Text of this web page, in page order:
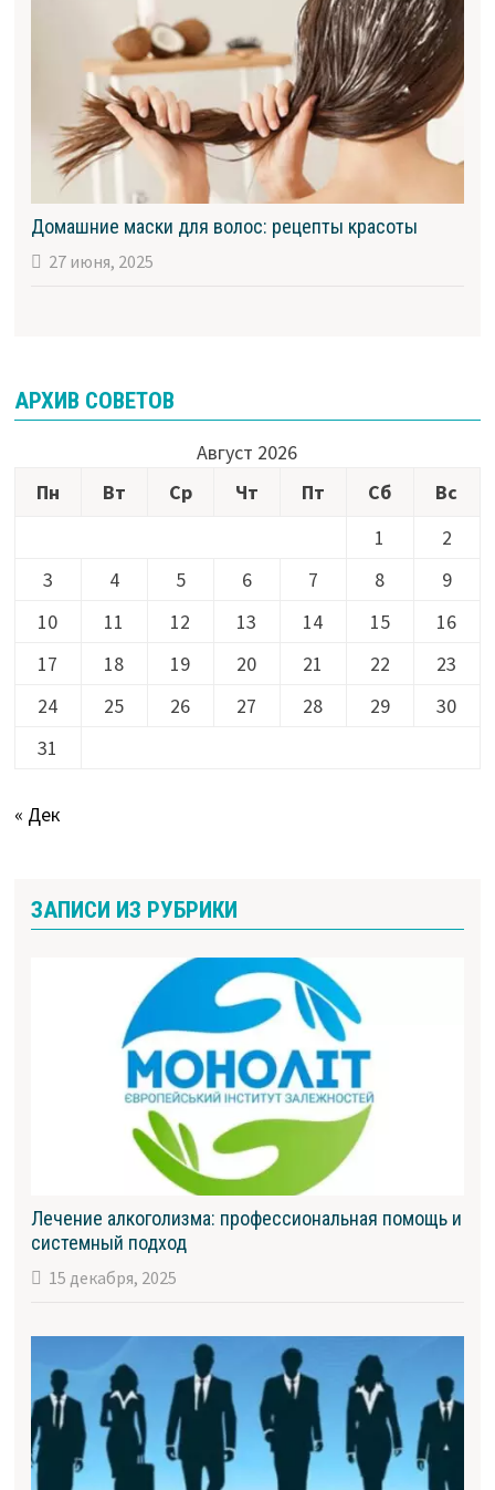
Домашние маски для волос: рецепты красоты
27 июня, 2025
АРХИВ СОВЕТОВ
Август 2026
Пн
Вт Ср Чт Пт Сб
Вс
1
2
3
4 5 6 7 8
9
10
11 12 13 14 15
16
17
18 19 20 21 22
23
24
25 26 27 28 29
30
31
« Дек
ЗАПИСИ ИЗ РУБРИКИ
Лечение алкоголизма: профессиональная помощь и
системный подход
15 декабря, 2025